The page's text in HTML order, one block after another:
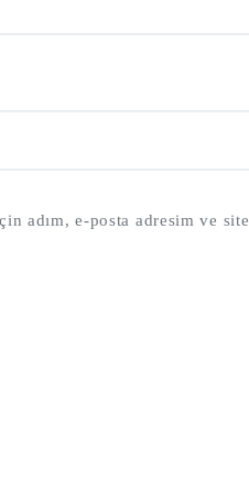
adım, e-posta adresim ve site